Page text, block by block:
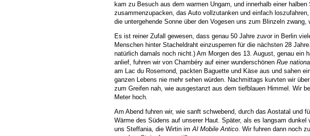
kam zu Besuch aus dem warmen Ungarn, und innerhalb einer
zusammenzupacken, das Auto vollzutanken und einfach
die untergehende Sonne über den Vogesen uns zum Blinzeln
Es ist reiner Zufall gewesen, dass genau 50 Jahre zuvor in Berlin
Menschen hinter Stacheldraht einzusperren für die nächsten 28
natürlich damals noch nicht.) Am Morgen des 13. August, genau ein
anlief, fuhren wir von Chambéry auf einer wunderschönen Rue
am Lac du Rosemond, packten Baguette und Käse aus und sahen
ganzen Lebens nie mehr sehen würden. Nachmittags kurvten wir
zum Greifen nah, wie ausgestanzt aus dem tiefblauen Himmel. Wir
Meter hoch.
Am Abend fuhren wir, wie sanft schwebend, durch das Aostatal und
Wärme des Südens auf unserer Haut. Später, als es langsam
uns Steffania, die Wirtin imAl Mobile Antico. Wir fuhren dann noch